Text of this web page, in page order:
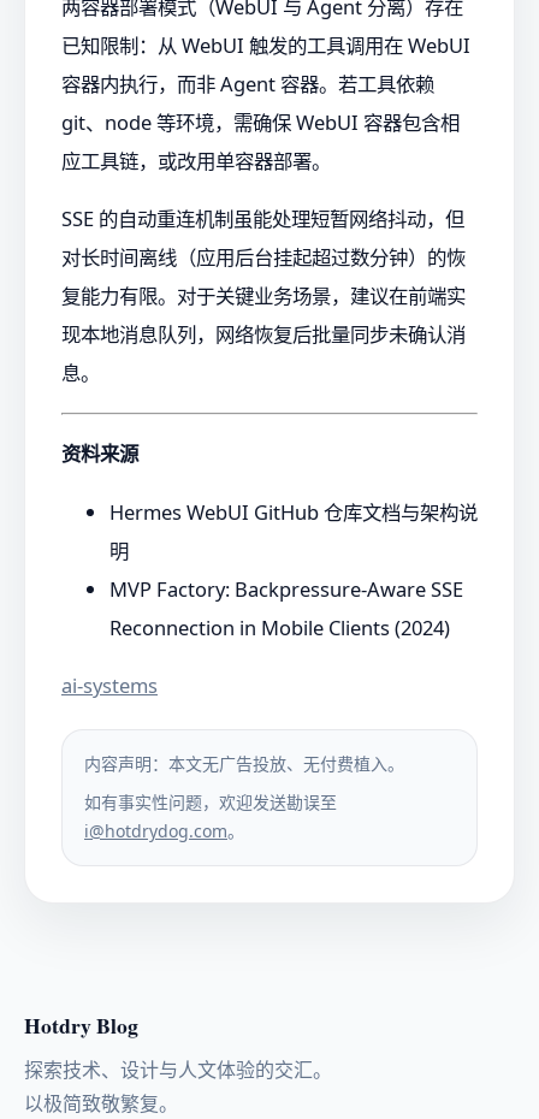
两容器部署模式（WebUI 与 Agent 分离）存在
已知限制：从 WebUI 触发的工具调用在 WebUI
容器内执行，而非 Agent 容器。若工具依赖
git、node 等环境，需确保 WebUI 容器包含相
应工具链，或改用单容器部署。
SSE 的自动重连机制虽能处理短暂网络抖动，但
对长时间离线（应用后台挂起超过数分钟）的恢
复能力有限。对于关键业务场景，建议在前端实
现本地消息队列，网络恢复后批量同步未确认消
息。
资料来源
Hermes WebUI GitHub 仓库文档与架构说
明
MVP Factory: Backpressure-Aware SSE
Reconnection in Mobile Clients (2024)
ai-systems
内容声明：本文无广告投放、无付费植入。
如有事实性问题，欢迎发送勘误至
i@hotdrydog.com。
Hotdry Blog
探索技术、设计与人文体验的交汇。
以极简致敬繁复。